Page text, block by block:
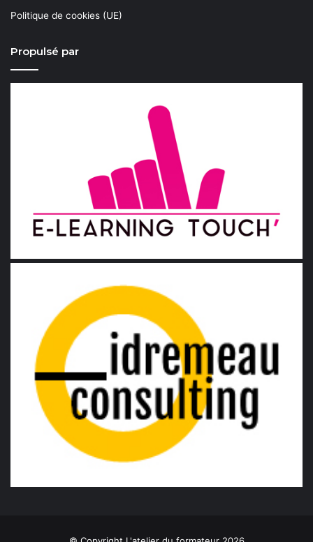
Politique de cookies (UE)
Propulsé par